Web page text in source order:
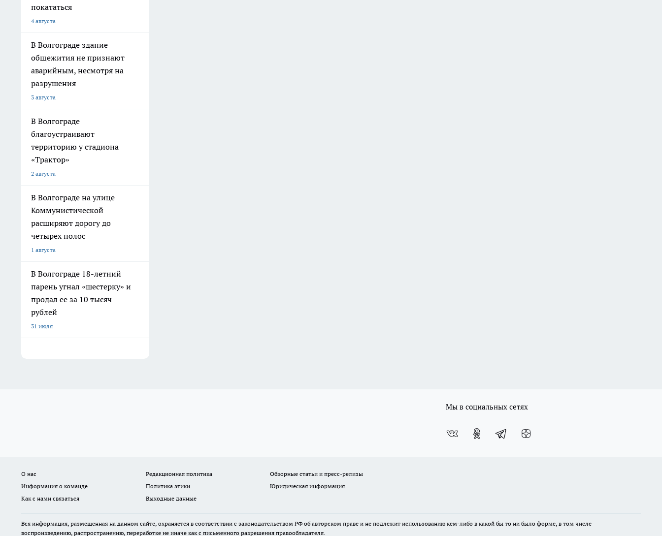
покататься
4 августа
В Волгограде здание
общежития не признают
аварийным, несмотря на
разрушения
3 августа
В Волгограде
благоустраивают
территорию у стадиона
«Трактор»
2 августа
В Волгограде на улице
Коммунистической
расширяют дорогу до
четырех полос
1 августа
В Волгограде 18-летний
парень угнал «шестерку» и
продал ее за 10 тысяч
рублей
31 июля
Мы в социальных сетях
О нас Редакционная политика
Обзорные статьи и пресс-релизы
Информация о команде
Политика этики
Юридическая информация
Как с нами связаться
Выходные данные
Вся информация, размещенная на данном сайте, охраняется в соответствии с законодательством РФ об авторском праве и не подлежит использованию кем-либо в какой бы то ни было форме, в том числе
воспроизведению, распространению, переработке не иначе как с письменного разрешения правообладателя.